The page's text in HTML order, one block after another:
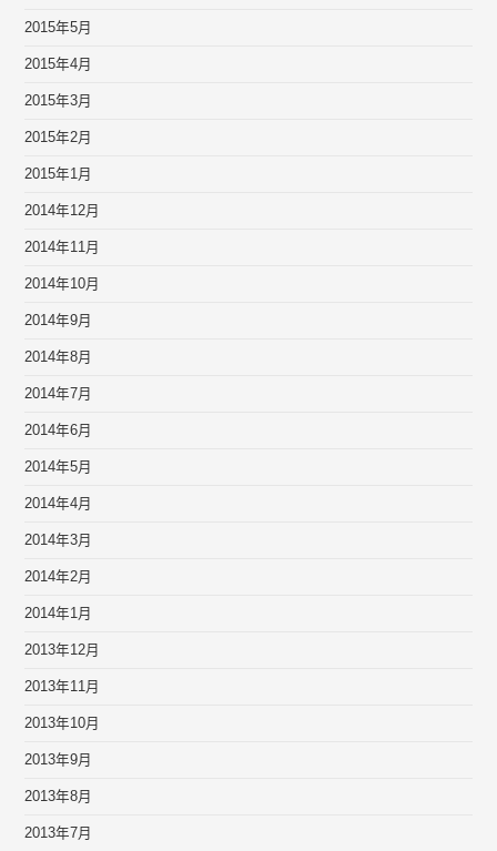
2015年5月
2015年4月
2015年3月
2015年2月
2015年1月
2014年12月
2014年11月
2014年10月
2014年9月
2014年8月
2014年7月
2014年6月
2014年5月
2014年4月
2014年3月
2014年2月
2014年1月
2013年12月
2013年11月
2013年10月
2013年9月
2013年8月
2013年7月